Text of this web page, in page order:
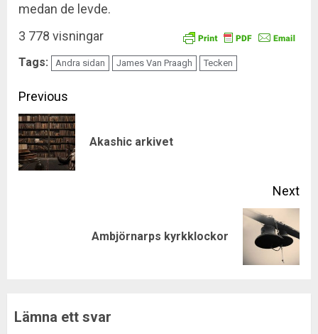
medan de levde.
3 778 visningar
Tags: Andra sidan James Van Praagh Tecken
Continue
Reading
Previous
Akashic arkivet
Next
Ambjörnarps kyrkklockor
Lämna ett svar